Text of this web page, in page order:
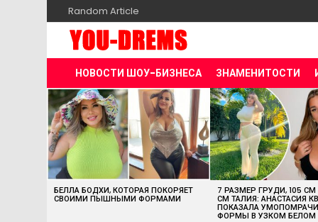
Random Article
НОВОСТИ ШОУ-БИЗНЕСА ЗНАМЕНИТОСТИ
MOST
VIEWED
STORIES
БЕЛЛА БОДХИ, КОТОРАЯ ПОКОРЯЕТ
СВОИМИ ПЫШНЫМИ ФОРМАМИ
7 РАЗМЕР ГРУДИ, 105
СМ ТАЛИЯ: АНАСТАСИЯ
ПОКАЗАЛА
ФОРМЫ В УЗКОМ БЕЛОМ